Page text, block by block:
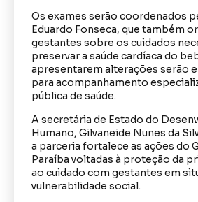
Os exames serão coordenados
Eduardo Fonseca, que também
gestantes sobre os cuidados
preservar a saúde cardíaca do
apresentarem alterações serão
para acompanhamento
pública de saúde.
A secretária de Estado do
Humano, Gilvaneide Nunes da
a parceria fortalece as ações do
Paraíba voltadas à proteção da
ao cuidado com gestantes em
vulnerabilidade social.